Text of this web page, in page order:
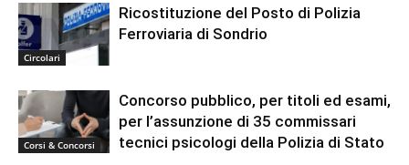
Circolari
Ricostituzione del Posto di Polizia
Ferroviaria di Sondrio
Corsi & Concorsi
Concorso pubblico, per titoli ed esami,
per l’assunzione di 35 commissari
tecnici psicologi della Polizia di Stato